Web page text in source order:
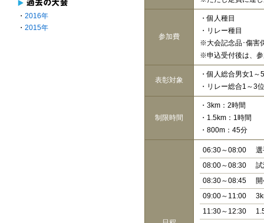
・ 2016年
・ 2015年
参加費
・個人種目
・リレー種目
※大会記念品･傷害
※申込受付後は、
表彰対象
・個人総合男女1
・リレー総合1～3位
制限時間
・3km：2時間
・1.5km：1時間
・800m：45分
06:30～08:00
08:00～08:30
08:30～08:45
09:00～11:00
11:30～12:30